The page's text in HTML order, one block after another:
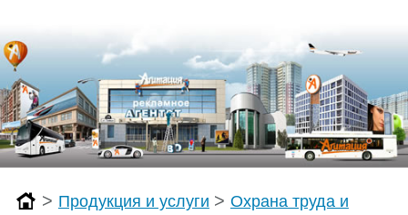
> Продукция и услуги > Охрана труда и